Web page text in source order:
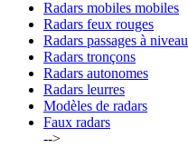
Radars mobiles mobiles
Radars feux rouges
Radars passages à niveau
Radars tronçons
Radars autonomes
Radars leurres
Modèles de radars
Faux radars
-->